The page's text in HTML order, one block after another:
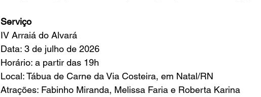
Serviço
IV Arraiá do Alvará
Data: 3 de julho de 2026
Horário: a partir das 19h
Local: Tábua de Carne da Via Costeira, em Natal/RN
Atrações: Fabinho Miranda, Melissa Faria e Roberta Karina